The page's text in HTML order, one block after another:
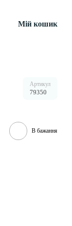
Мій кошик
Артикул
79350
В бажання